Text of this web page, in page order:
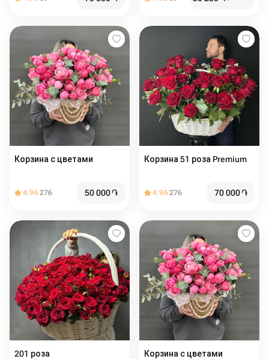
Корзина с цветами ️
4.96276 50 000֏
Корзина 51 роза Premium
4.96276 70 000֏
Корзина с цветами️